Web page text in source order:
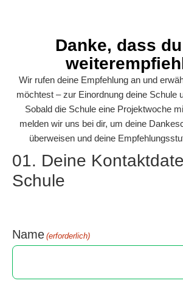
Danke, dass
Wir rufen deine Empfehlung an und
möchtest – zur Einordnung deine Schule
Sobald die Schule eine Projektwoche
melden wir uns bei dir, um deine
überweisen und deine
01. Deine
Schule
Name (erforderlich)